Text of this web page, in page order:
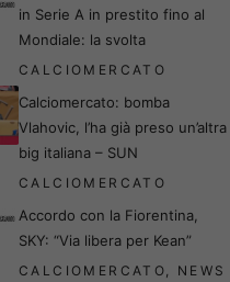
in Serie A in prestito fino al
Mondiale: la svolta
CALCIOMERCATO
Calciomercato: bomba
Vlahovic, l’ha già preso un’altra
big italiana – SUN
CALCIOMERCATO
Accordo con la Fiorentina,
SKY: “Via libera per Kean”
CALCIOMERCATO, NEWS